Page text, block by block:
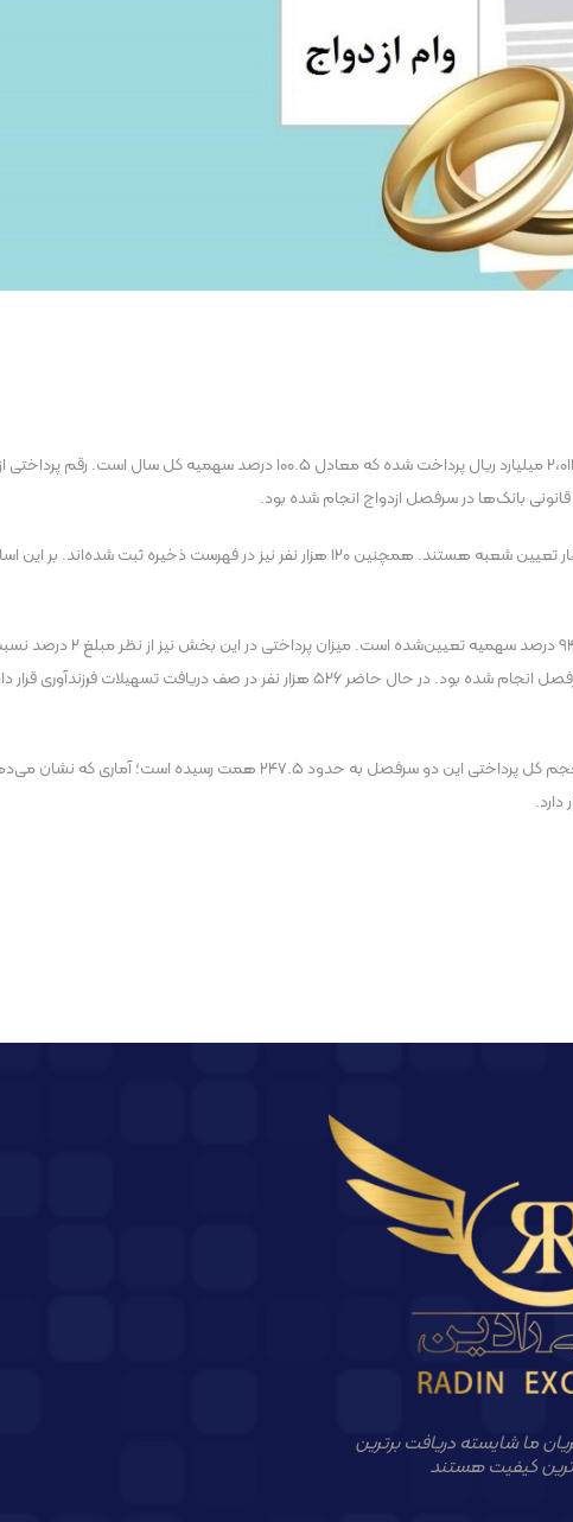
، بر اساس تازه‌ترین آمارها، در بخش تسهیلات ازدواج ۶۰۰ هزار فقره وام به ارزش ۲،۰۱۴،۱۵۷ میلیارد ریال پرداخت شده که معادل
در حال حاضر ۴۳۲ هزار نفر در صف قطعی دریافت وام ازدواج قرار دارند که از این تعداد، ۳۲۱ هزار نفر در انتظار تعیین شعبه هستند. همچنین ۱۲۰ هزار نفر
در بخش تسهیلات فرزندآوری نیز ۵۰۰ هزار فقره وام به ارزش
در مجموع، از ابتدای سال تاکنون به یک میلیون و ۱۰۰ هزار نفر تسهیلات ازدواج و فرزندآوری پرداخت شده و حجم کل پرداختی این دو
ما شایسته دریافت برترین
کیفیت هستند